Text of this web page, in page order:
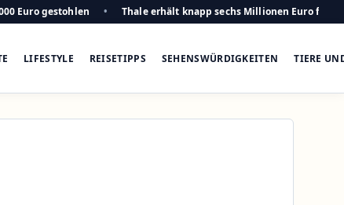
Euro gestohlen Thale erhält knapp sechs Millionen Euro für
LIFESTYLE REISETIPPS SEHENSWÜRDIGKEITEN TIERE